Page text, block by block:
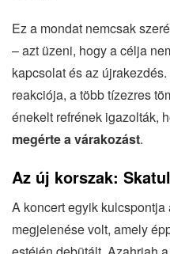
Ez a mondat nemcsak
– azt üzeni, hogy a célja
kapcsolat és az
reakciója, a több tízezres
énekelt refrének igazolták,
megérte a várakozást.
Az új korszak:
A koncert egyik kulcspontja
megjelenése volt, amely